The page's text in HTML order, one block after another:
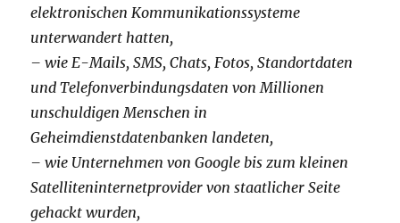
elektronischen Kommunikationssysteme
unterwandert hatten,
– wie E-Mails, SMS, Chats, Fotos, Standortdaten
und Telefonverbindungsdaten von Millionen
unschuldigen Menschen in
Geheimdienstdatenbanken landeten,
– wie Unternehmen von Google bis zum kleinen
Satelliteninternetprovider von staatlicher Seite
gehackt wurden,